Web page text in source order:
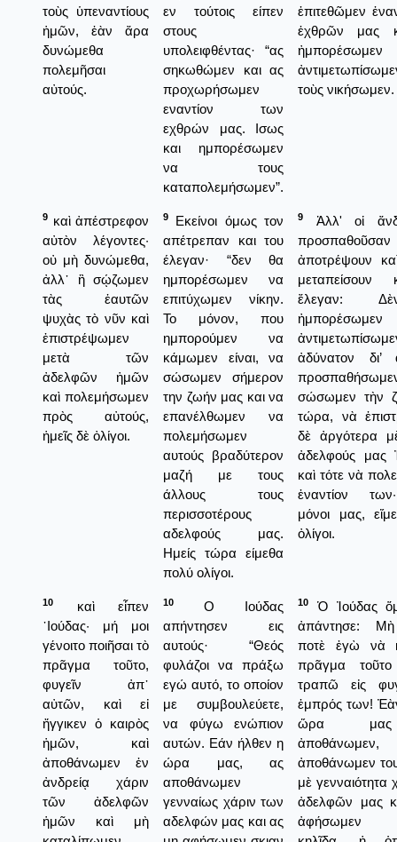
τοὺς ὑπεναντίους
ἡμῶν, ἐὰν ἄρα
δυνώμεθα
πολεμῆσαι
αὐτούς.
εν τούτοις είπεν
στους
υπολειφθέντας· “ας
σηκωθώμεν και ας
προχωρήσωμεν
εναντίον των
εχθρών μας. Ισως
και ημπορέσωμεν
να τους
καταπολεμήσωμεν”.
ἐπιτεθῶμεν
ἐχθρῶν μας
ἠμπορέσωμεν
τοὺς νικήσωμεν.
9 καὶ ἀπέστρεφον
αὐτὸν λέγοντες·
οὐ μὴ δυνώμεθα,
ἀλλ᾿ ἢ σῴζωμεν
τὰς ἑαυτῶν
ψυχὰς τὸ νῦν καὶ
ἐπιστρέψωμεν
μετὰ τῶν
ἀδελφῶν ἡμῶν
καὶ πολεμήσωμεν
πρὸς αὐτούς,
ἡμεῖς δὲ ὀλίγοι.
9
Εκείνοι όμως τον
απέτρεπαν και του
έλεγαν· “δεν θα
ημπορέσωμεν να
επιτύχωμεν νίκην.
Το μόνον, που
ημπορούμεν να
κάμωμεν είναι, να
σώσωμεν σήμερον
την ζωήν μας και να
επανέλθωμεν να
πολεμήσωμεν
αυτούς βραδύτερον
μαζή με τους
άλλους τους
περισσοτέρους
αδελφούς μας.
Ημείς τώρα είμεθα
πολύ ολίγοι.
9
Ἀλλ' οἱ
ἀποτρέψουν
μεταπείσουν
ἔλεγαν:
ἠμπορέσωμεν
ἀδύνατον
σώσωμεν τὴν
τώρα, νὰ
δὲ ἀργότερα
ἀδελφούς μας
καὶ τότε νὰ
ἐναντίον
μόνοι μας,
ὀλίγοι.
10
καὶ εἶπεν
᾿Ιούδας· μή μοι
γένοιτο ποιῆσαι τὸ
πρᾶγμα τοῦτο,
φυγεῖν ἀπ᾿
αὐτῶν, καὶ εἰ
ἤγγικεν ὁ καιρὸς
ἡμῶν, καὶ
ἀποθάνωμεν ἐν
ἀνδρείᾳ χάριν
τῶν ἀδελφῶν
ἡμῶν καὶ μὴ
10
Ο Ιούδας
απήντησεν εις
αυτούς· “Θεός
φυλάζοι να πράξω
εγώ αυτό, το οποίον
με συμβουλεύετε,
να φύγω ενώπιον
αυτών. Εάν ήλθεν η
ώρα μας, ας
αποθάνωμεν
γενναίως χάριν των
αδελφών μας και ας
10
Ὁ Ἰούδας
ἀπάντησε: Μὴ
ποτὲ ἐγὼ νὰ
πρᾶγμα
τραπῶ εἰς
ἐμπρός των!
ὥρα
ἀποθάνωμεν
μὲ γενναιότητα
ἀδελφῶν μας
ἀφήσωμεν